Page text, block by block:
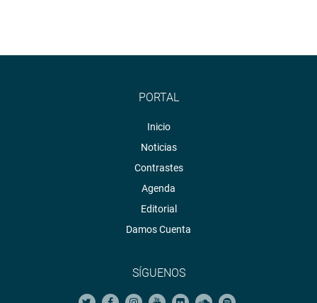
PORTAL
Inicio
Noticias
Contrastes
Agenda
Editorial
Damos Cuenta
SÍGUENOS